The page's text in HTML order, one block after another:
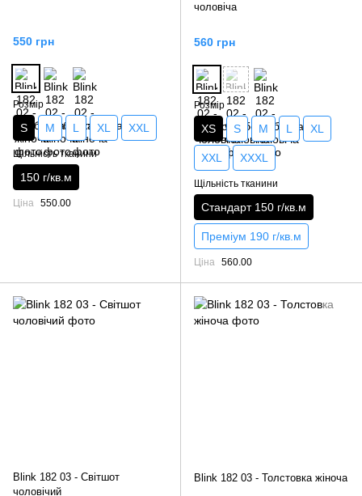
550 грн
Розмір
S M L XL XXL
Щільність тканини
150 г/кв.м
Ціна 550.00
чоловіча
560 грн
Розмір
XS S M L XL
XXL XXXL
Щільність тканини
Стандарт 150 г/кв.м
Преміум 190 г/кв.м
Ціна 560.00
Blink 182 03 - Світшот
чоловічий
Blink 182 03 - Толстовка жіноча